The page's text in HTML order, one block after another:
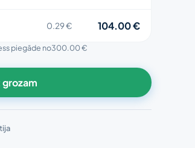
0.29 € 104.00 €
piegāde no300.00 €